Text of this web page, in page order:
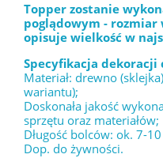
Topper zostanie
poglądowym -
opisuje wielkość w
Specyfikacja dekoracji
Materiał: drewno
wariantu);
Doskonała jakość
sprzętu oraz materiałów;
Długość bolców: ok. 7-
Dop. do żywności.